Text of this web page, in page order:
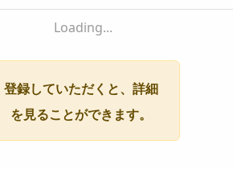
Loading...
登録していただくと、詳細
を見ることができます。